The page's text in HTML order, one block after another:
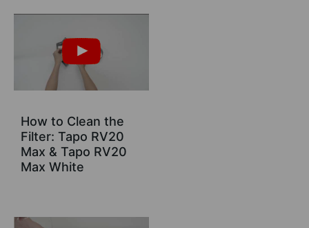
How to Clean the
Filter: Tapo RV20
Max & Tapo RV20
Max White